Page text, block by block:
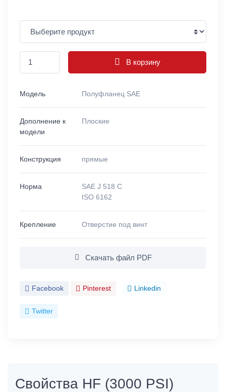
В корзину
Модель Полуфланец SAE
Дополнение к
модели
Плоские
Конструкция прямые
Норма
SAE J 518 C
ISO 6162
Крепление Отверстие под винт
Скачать файл PDF
Facebook Pinterest Linkedin
Twitter
Свойства HF (3000 PSI)